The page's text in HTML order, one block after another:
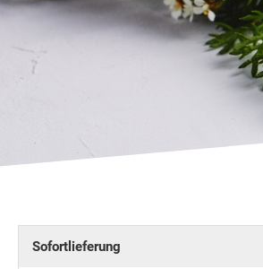
Sofortlieferung